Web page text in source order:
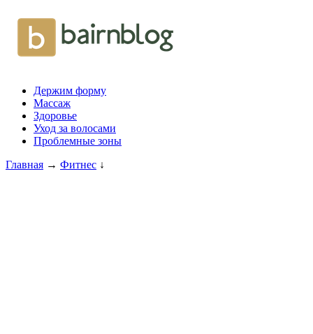
Держим форму
Массаж
Здоровье
Уход за волосами
Проблемные зоны
Главная → Фитнес ↓